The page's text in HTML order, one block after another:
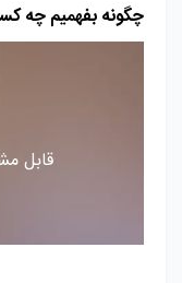
چگونه بفهمیم چه
قابل